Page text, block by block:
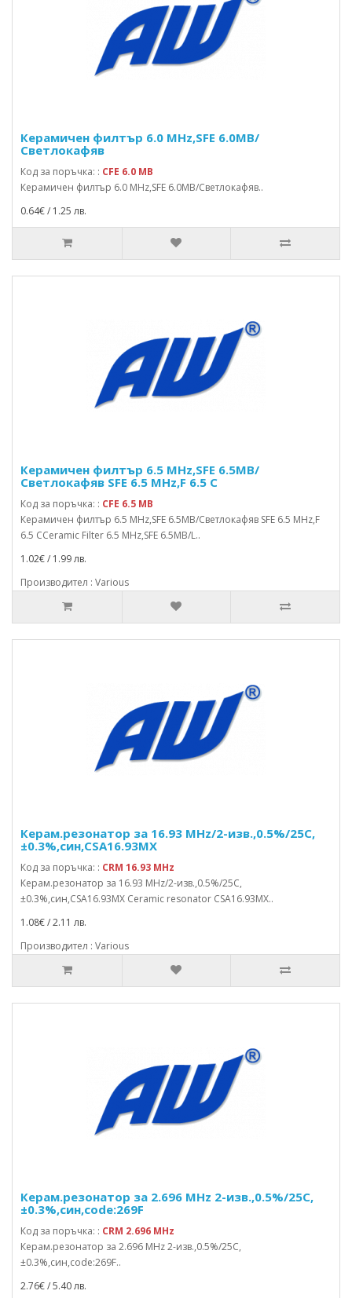
Керамичен филтър 6.0 MHz,SFE 6.0MB/
Светлокафяв
Код за поръчка: : CFE 6.0 MB
Керамичен филтър 6.0 MHz,SFE 6.0MB/Светлокафяв..
0.64€ / 1.25 лв.
Керамичен филтър 6.5 MHz,SFE 6.5MB/
Светлокафяв SFE 6.5 MHz,F 6.5 C
Код за поръчка: : CFE 6.5 MB
Керамичен филтър 6.5 MHz,SFE 6.5MB/Светлокафяв SFE 6.5 MHz,F
6.5 CCeramic Filter 6.5 MHz,SFE 6.5MB/L..
1.02€ / 1.99 лв.
Производител : Various
Керам.резонатор за 16.93 MHz/2-изв.,0.5%/25C,
±0.3%,син,CSA16.93MX
Код за поръчка: : CRM 16.93 MHz
Керам.резонатор за 16.93 MHz/2-изв.,0.5%/25C,
±0.3%,син,CSA16.93MX Ceramic resonator CSA16.93MX..
1.08€ / 2.11 лв.
Производител : Various
Керам.резонатор за 2.696 MHz 2-изв.,0.5%/25C,
±0.3%,син,code:269F
Код за поръчка: : CRM 2.696 MHz
Керам.резонатор за 2.696 MHz 2-изв.,0.5%/25C,
±0.3%,син,code:269F..
2.76€ / 5.40 лв.